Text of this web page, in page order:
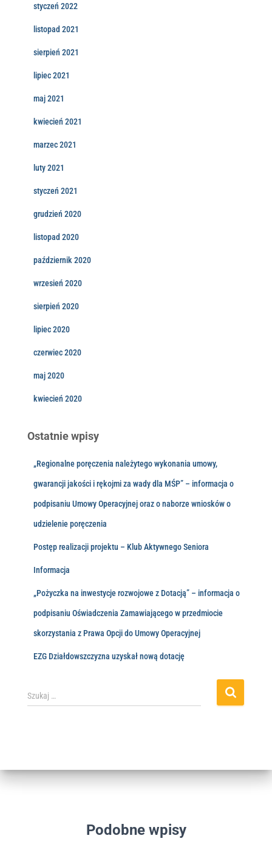
styczeń 2022
listopad 2021
sierpień 2021
lipiec 2021
maj 2021
kwiecień 2021
marzec 2021
luty 2021
styczeń 2021
grudzień 2020
listopad 2020
październik 2020
wrzesień 2020
sierpień 2020
lipiec 2020
czerwiec 2020
maj 2020
kwiecień 2020
Ostatnie wpisy
„Regionalne poręczenia należytego wykonania umowy,
gwarancji jakości i rękojmi za wady dla MŚP” – informacja o
podpisaniu Umowy Operacyjnej oraz o naborze wniosków o
udzielenie poręczenia
Postęp realizacji projektu – Klub Aktywnego Seniora
Informacja
„Pożyczka na inwestycje rozwojowe z Dotacją” – informacja o
podpisaniu Oświadczenia Zamawiającego w przedmiocie
skorzystania z Prawa Opcji do Umowy Operacyjnej
EZG Działdowszczyzna uzyskał nową dotację
Szukaj …
Podobne wpisy